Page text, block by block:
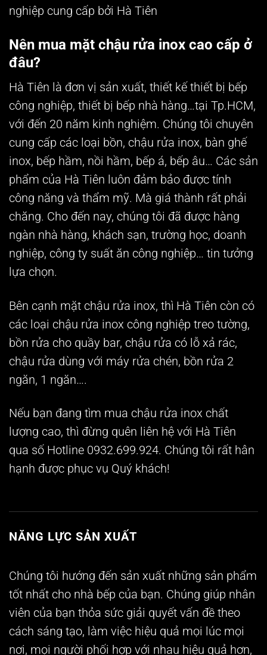
nghiệp cung cấp bởi Hà Tiên
Nên mua mặt chậu rửa inox cao cấp ở
đâu?
Hà Tiên là đơn vị sản xuất, thiết kế thiết bị bếp
công nghiệp, thiết bị bếp nhà hàng…tại Tp.HCM,
với đến 20 năm kinh nghiệm. Chúng tôi chuyên
cung cấp các loại bồn, chậu rửa inox, bàn ghế
inox, bếp hầm, nồi hầm, bếp á, bếp âu… Các sản
phẩm của Hà Tiên luôn đảm bảo được tính
công năng và thẩm mỹ. Mà giá thành rất phải
chăng. Cho đến nay, chúng tôi đã được hàng
ngàn nhà hàng, khách sạn, trường học, doanh
nghiệp, công ty suất ăn công nghiệp… tin tưởng
lựa chọn.
Bên cạnh mặt chậu rửa inox, thì Hà Tiên còn có
các loại chậu rửa inox công nghiệp treo tường,
bồn rửa cho quầy bar, chậu rửa có lỗ xả rác,
chậu rửa dùng với máy rửa chén, bồn rửa 2
ngăn, 1 ngăn….
Nếu bạn đang tìm mua chậu rửa inox chất
lượng cao, thì đừng quên liên hệ với Hà Tiên
qua số Hotline 0932.699.924. Chúng tôi rất hân
hạnh được phục vụ Quý khách!
NĂNG LỰC SẢN XUẤT
Chúng tôi hướng đến sản xuất những sản phẩm
tốt nhất cho nhà bếp của bạn. Chúng giúp nhân
viên của bạn thỏa sức giải quyết vấn đề theo
cách sáng tạo, làm việc hiệu quả mọi lúc mọi
nơi, mọi người phối hợp với nhau hiệu quả hơn,